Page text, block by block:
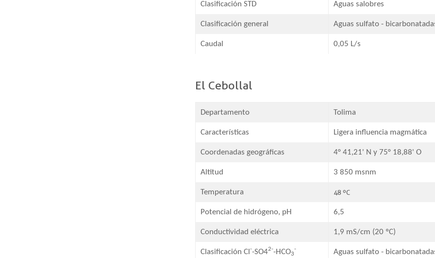
Clasificación STD​ Aguas salobres​
Clasificación general​ Aguas sulfato -
​Caudal 0,05 L/s
El Cebollal
Departamento ​Tolima
Características Ligera influencia magmática
Coordenadas geográficas​ 4° 41,21' N y 75° 18,88' O
Altitud 3 850 msnm
Temperatura ​48 ºC
Potencial de hidrógeno, pH 6,5​
Conductividad eléctrica​ 1,9 mS/cm (20 ºC)
Clasificación Cl --SO42--HCO3
- ​Aguas sulfato -